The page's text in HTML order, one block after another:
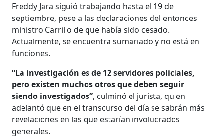
Freddy Jara siguió trabajando hasta el 19 de
septiembre, pese a las declaraciones del entonces
ministro Carrillo de que había sido cesado.
Actualmente, se encuentra sumariado y no está en
funciones.
“La investigación es de 12 servidores policiales,
pero existen muchos otros que deben seguir
siendo investigados”, culminó el jurista, quien
adelantó que en el transcurso del día se sabrán más
revelaciones en las que estarían involucrados
generales.